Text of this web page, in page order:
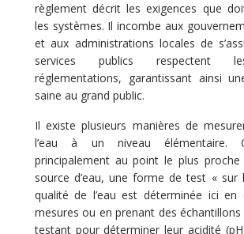
règlement décrit les exigences que
les systèmes. Il incombe aux
et aux administrations locales de
services publics respectent
réglementations, garantissant ainsi
saine au grand public.
Il existe plusieurs manières de
l’eau à un niveau
principalement au point le plus
source d’eau, une forme de test « sur
qualité de l’eau est déterminée ici en
mesures ou en prenant des échantillons
testant pour déterminer leur acidité